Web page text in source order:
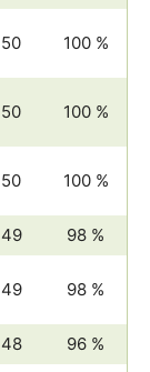
50 100 %
50 100 %
50 100 %
49 98 %
49 98 %
48
96 %